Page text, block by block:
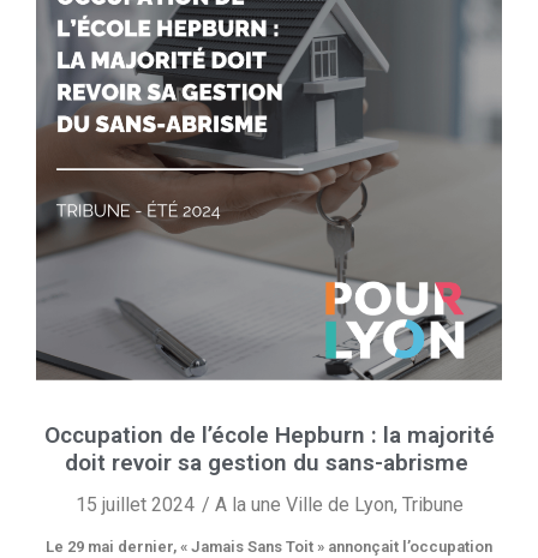
Occupation de l’école Hepburn : la majorité
doit revoir sa gestion du sans-abrisme
15 juillet 2024 A la une Ville de Lyon, Tribune
Le 29 mai dernier, « Jamais Sans Toit » annonçait l’occupation